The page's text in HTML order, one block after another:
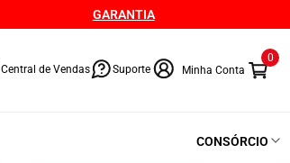
GARANTIA
Central de Vendas Suporte
0
CONSÓRCIO